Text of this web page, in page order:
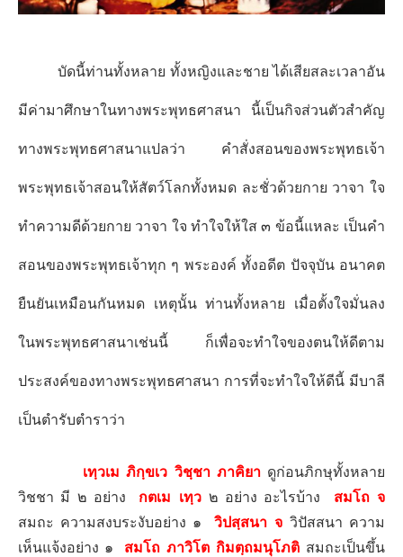
บัดนี้ท่านทั้งหลาย ทั้งหญิงและชาย ได้เสียสละเวลาอัน
มีค่ามาศึกษาในทางพระพุทธศาสนา นี้เป็นกิจส่วนตัวสำคัญ
ทางพระพุทธศาสนาแปลว่า คำสั่งสอนของพระพุทธเจ้า
พระพุทธเจ้าสอนให้สัตว์โลกทั้งหมด ละชั่วด้วยกาย วาจา ใจ
ทำความดีด้วยกาย วาจา ใจ ทำใจให้ใส ๓ ข้อนี้แหละ เป็นคำ
สอนของพระพุทธเจ้าทุก ๆ พระองค์ ทั้งอดีต ปัจจุบัน อนาคต
ยืนยันเหมือนกันหมด เหตุนั้น ท่านทั้งหลาย เมื่อตั้งใจมั่นลง
ในพระพุทธศาสนาเช่นนี้ ก็เพื่อจะทำใจของตนให้ดีตาม
ประสงค์ของทางพระพุทธศาสนา การที่จะทำใจให้ดีนี้ มีบาลี
เป็นตำรับตำราว่า
เทฺวเม ภิกฺขเว วิชฺชา ภาคิยา ดูก่อนภิกษุทั้งหลาย
วิชชา มี ๒ อย่าง กตเม เทฺว ๒ อย่าง อะไรบ้าง สมโถ จ
สมถะ ความสงบระงับอย่าง ๑ วิปสฺสนา จ วิปัสสนา ความ
เห็นแจ้งอย่าง ๑ สมโถ ภาวิโต กิมตฺถมนุโภติ สมถะเป็นขึ้น